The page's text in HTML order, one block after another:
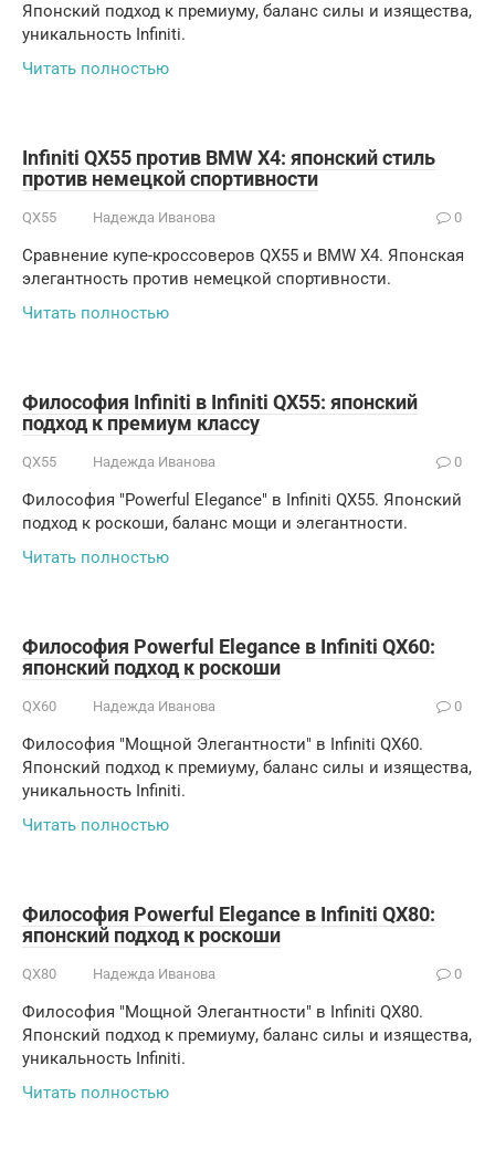
Японский подход к премиуму, баланс силы и изящества,
уникальность Infiniti.
Читать полностью
Infiniti QX55 против BMW X4: японский стиль
против немецкой спортивности
QX55 Надежда Иванова 0
Сравнение купе-кроссоверов QX55 и BMW X4. Японская
элегантность против немецкой спортивности.
Читать полностью
Философия Infiniti в Infiniti QX55: японский
подход к премиум классу
QX55 Надежда Иванова 0
Философия "Powerful Elegance" в Infiniti QX55. Японский
подход к роскоши, баланс мощи и элегантности.
Читать полностью
Философия Powerful Elegance в Infiniti QX60:
японский подход к роскоши
QX60 Надежда Иванова 0
Философия "Мощной Элегантности" в Infiniti QX60.
Японский подход к премиуму, баланс силы и изящества,
уникальность Infiniti.
Читать полностью
Философия Powerful Elegance в Infiniti QX80:
японский подход к роскоши
QX80 Надежда Иванова 0
Философия "Мощной Элегантности" в Infiniti QX80.
Японский подход к премиуму, баланс силы и изящества,
уникальность Infiniti.
Читать полностью